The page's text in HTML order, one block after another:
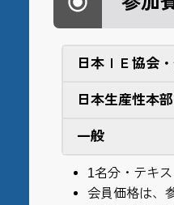
日本ＩＥ協会
日本生産性本
一般
1名分・テキ
会員価格は、